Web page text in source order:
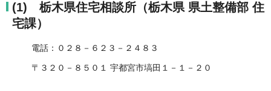
(1) 栃木県住宅相談所（栃木県 県土整備部 住
宅課）
電話：０２８－６２３－２４８３
〒３２０－８５０１ 宇都宮市塙田１－１－２０